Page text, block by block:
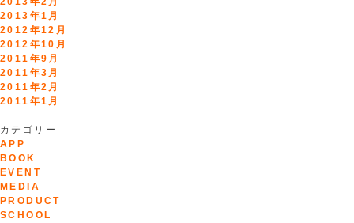
2013年1月
2012年12月
2012年10月
2011年9月
2011年3月
2011年2月
2011年1月
カテゴリー
APP
BOOK
EVENT
MEDIA
PRODUCT
SCHOOL